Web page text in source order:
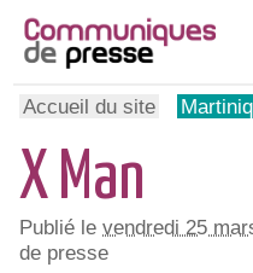
Accueil du site
X Man
Publié levendredi 25
de presse